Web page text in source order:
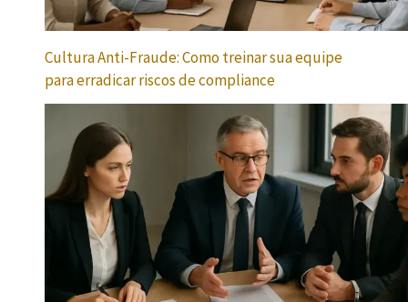
Cultura Anti-Fraude: Como treinar sua equipe
para erradicar riscos de compliance